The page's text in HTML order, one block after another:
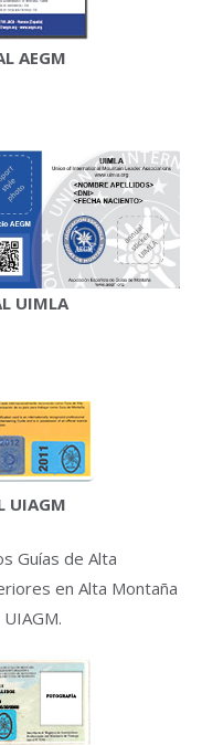
AEGM
UIMLA
UIAGM
Guías de Alta
en Alta Montaña